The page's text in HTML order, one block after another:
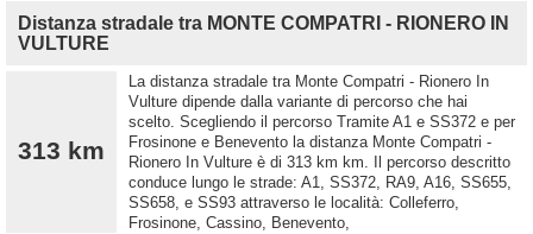
Distanza stradale tra MONTE COMPATRI - RIONERO IN
VULTURE
313 km
La distanza stradale tra Monte Compatri - Rionero In
Vulture dipende dalla variante di percorso che hai
scelto. Scegliendo il percorso Tramite A1 e SS372 e per
Frosinone e Benevento la distanza Monte Compatri -
Rionero In Vulture è di 313 km km. Il percorso descritto
conduce lungo le strade: A1, SS372, RA9, A16, SS655,
SS658, e SS93 attraverso le località: Colleferro,
Frosinone, Cassino, Benevento,